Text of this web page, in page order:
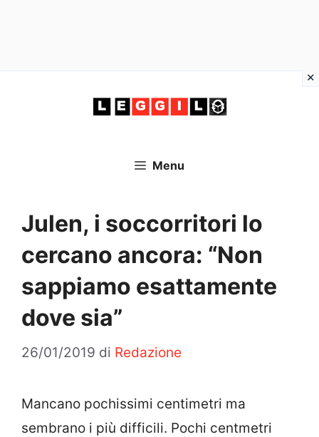
Menu
Julen, i soccorritori lo
cercano ancora: “Non
sappiamo esattamente
dove sia”
26/01/2019 di Redazione
Mancano pochissimi centimetri ma
sembrano i più difficili. Pochi centmetri